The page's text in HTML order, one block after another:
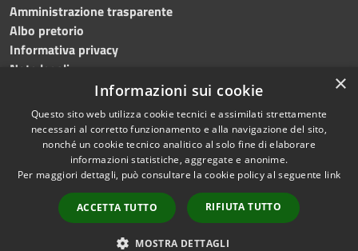
Amministrazione trasparente
Albo pretorio
Informativa privacy
Note legali
Dichiarazione di accessibilità
Accessibilità
Copyright © 2024 •
Comune di Montecalvo
Irpino • Powered by
Municipium•Redazione
×
Informazioni sui cookie
Questo sito web utilizza cookie tecnici e assimilati strettamente
necessari al corretto funzionamento e alla navigazione del sito,
nonché un cookie tecnico analitico al solo fine di elaborare
informazioni statistiche, aggregate e anonime.
Per maggiori dettagli, può consultare la cookie policy al seguente link
ACCETTA TUTTO RIFIUTA TUTTO
MOSTRA DETTAGLI